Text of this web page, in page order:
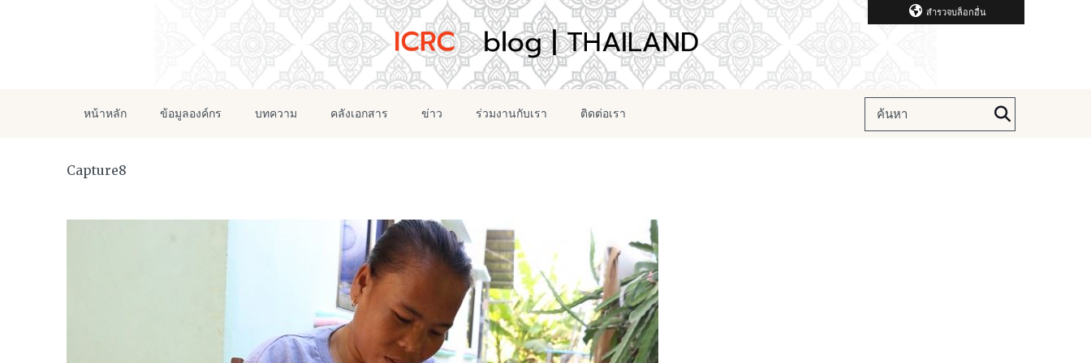
สำรวจบล็อกอื่น
หน้าหลัก ข้อมูลองค์กร บทความ คลังเอกสาร ข่าว ร่วมงานกับเรา ติดต่อเรา
Capture8